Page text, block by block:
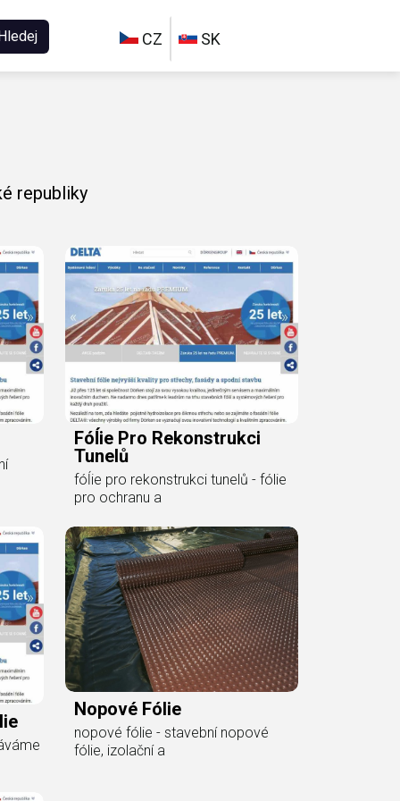
CZ SK
republiky
Fóĺie Pro Rekonstrukci
Tunelů
fóĺie pro rekonstrukci tunelů - fólie
pro ochranu a
Nopové Fólie
nopové fólie - stavební nopové
fólie, izolační a